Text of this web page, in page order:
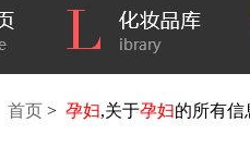
首页 > 孕妇,关于孕妇的所有信